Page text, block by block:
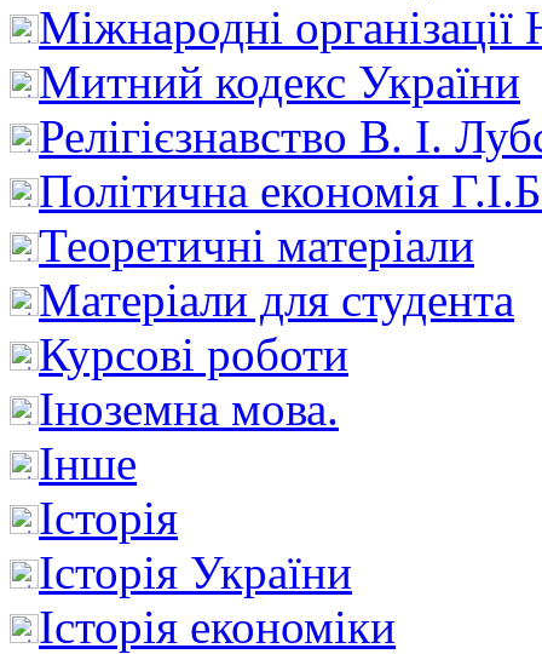
Міжнародні
Митний кодекс України
Релігієзнавство В. І.
Політична економія
Теоретичні матеріали
Матеріали для студента
Курсові роботи
Іноземна мова.
Інше
Історія
Історія України
Історія економіки